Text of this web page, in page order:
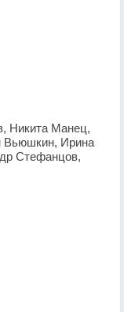
Никита Манец,
Вьюшкин, Ирина
Стефанцов,